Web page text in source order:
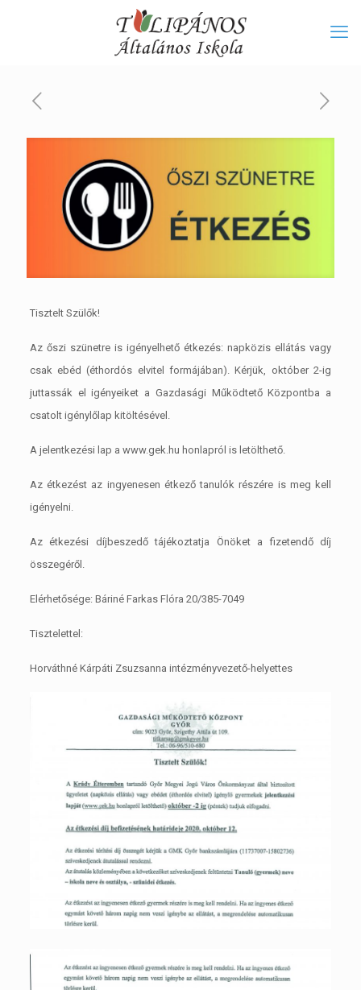
Tisztelt Szülők!
Az őszi szünetre is igényelhető étkezés: napközis ellátás vagy
csak ebéd (éthordós elvitel formájában). Kérjük, október 2-ig
juttassák el igényeiket a Gazdasági Működtető Központba a
csatolt igénylőlap kitöltésével.
A jelentkezési lap a www.gek.hu honlapról is letölthető.
Az étkezést az ingyenesen étkező tanulók részére is meg kell
igényelni.
Az étkezési díjbeszedő tájékoztatja Önöket a fizetendő díj
összegéről.
Elérhetősége: Báriné Farkas Flóra 20/385-7049
Tisztelettel:
Horváthné Kárpáti Zsuzsanna intézményvezető-helyettes